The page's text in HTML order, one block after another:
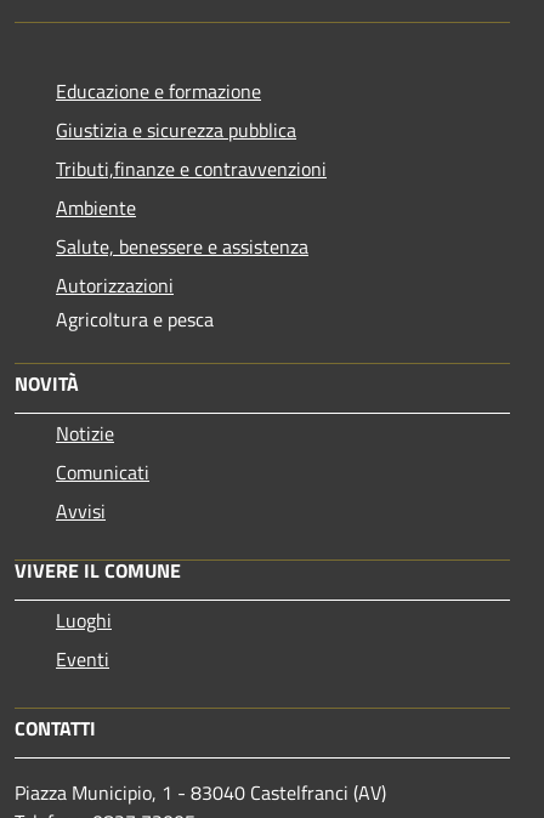
Educazione e formazione
Giustizia e sicurezza pubblica
Tributi,finanze e contravvenzioni
Ambiente
Salute, benessere e assistenza
Autorizzazioni
Agricoltura e pesca
NOVITÀ
Notizie
Comunicati
Avvisi
VIVERE IL COMUNE
Luoghi
Eventi
CONTATTI
Piazza Municipio, 1 - 83040 Castelfranci (AV)